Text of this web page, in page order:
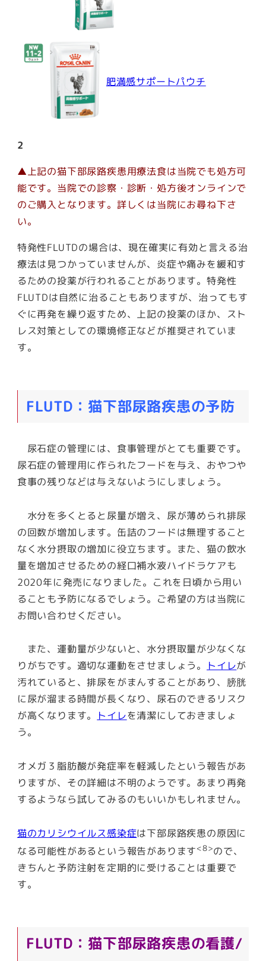
肥満感サポートパウチ
2
▲上記の猫下部尿路疾患用療法食は当院でも処方可
能です。当院での診察・診断・処方後オンラインで
のご購入となります。詳しくは当院にお尋ね下さ
い。
特発性FLUTDの場合は、現在確実に有効と言える治
療法は見つかっていませんが、炎症や痛みを緩和す
るための投薬が行われることがあります。特発性
FLUTDは自然に治ることもありますが、治ってもす
ぐに再発を繰り返すため、上記の投薬のほか、スト
レス対策としての環境修正などが推奨されていま
す。
FLUTD：猫下部尿路疾患の予防
尿石症の管理には、食事管理がとても重要です。
尿石症の管理用に作られたフードを与え、おやつや
食事の残りなどは与えないようにしましょう。
水分を多くとると尿量が増え、尿が薄められ排尿
の回数が増加します。缶詰のフードは無理すること
なく水分摂取の増加に役立ちます。また、猫の飲水
量を増加させるための経口補水液ハイドラケアも
2020年に発売になりました。これを日頃から用い
ることも予防になるでしょう。ご希望の方は当院に
お問い合わせください。
また、運動量が少ないと、水分摂取量が少なくな
りがちです。適切な運動をさせましょう。
トイレが
汚れていると、排尿をがまんすることがあり、膀胱
に尿が溜まる時間が長くなり、尿石のできるリスク
が高くなります。
トイレを清潔にしておきましょ
う。
オメガ３脂肪酸が発症率を軽減したという報告があ
りますが、その詳細は不明のようです。あまり再発
するようなら試してみるのもいいかもしれません。
猫のカリシウイルス感染症は下部尿路疾患の原因に
なる可能性があるという報告があります<8>ので、
きちんと予防注射を定期的に受けることは重要で
す。
FLUTD：猫下部尿路疾患の看護/